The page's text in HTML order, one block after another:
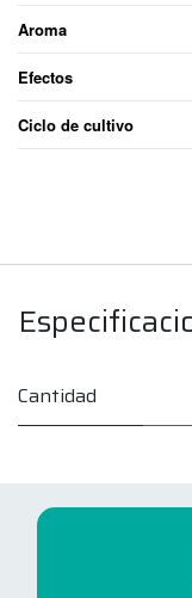
Aroma
Efectos
Ciclo de cultivo
Cantidad